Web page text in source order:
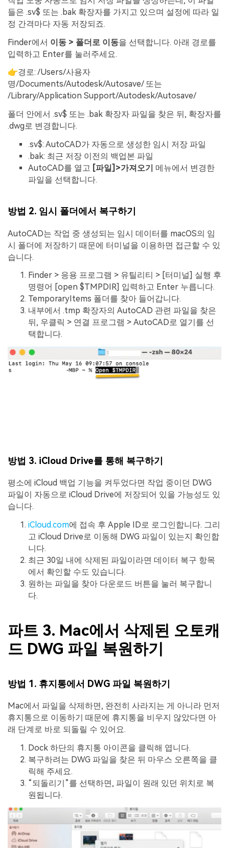
들은 .sv$ 또는 .bak 확장자를 가지고 있으며 설정에 따라 일
정 간격마다 자동 저장되죠.
Finder에서 이동 > 폴더로 이동을 선택합니다. 아래 경로를
입력하고 Enter를 눌러주세요.
👉경로: /Users/사용자
명/Documents/Autodesk/Autosave/ 또는
/Library/Application Support/Autodesk/Autosave/
폴더 안에서 .sv$ 또는 .bak 확장자 파일을 찾은 뒤, 확장자를
.dwg로 변경합니다.
.sv$: AutoCAD가 자동으로 생성한 임시 저장 파일
.bak: 최근 저장 이전의 백업본 파일
AutoCAD를 열고 [파일]>가져오기 메뉴에서 변경한
파일을 선택합니다.
방법 2. 임시 폴더에서 복구하기
AutoCAD는 작업 중 생성되는 임시 데이터를 macOS의 임
시 폴더에 저장하기 때문에 터미널을 이용하면 접근할 수 있
습니다.
Finder > 응용 프로그램 > 유틸리티 > [터미널] 실행 후
명령어 [open $TMPDIR] 입력하고 Enter 누릅니다.
TemporaryItems 폴더를 찾아 들어갑니다.
내부에서 .tmp 확장자의 AutoCAD 관련 파일을 찾은
뒤, 우클릭 > 연결 프로그램 > AutoCAD로 열기를 선
택합니다.
방법 3. iCloud Drive를 통해 복구하기
평소에 iCloud 백업 기능을 켜두었다면 작업 중이던 DWG
파일이 자동으로 iCloud Drive에 저장되어 있을 가능성도 있
습니다.
iCloud.com에 접속 후 Apple ID로 로그인합니다. 그리
고 iCloud Drive로 이동해 DWG 파일이 있는지 확인합
니다.
최근 30일 내에 삭제된 파일이라면 데이터 복구 항목
에서 확인할 수도 있습니다.
원하는 파일을 찾아 다운로드 버튼을 눌러 복구합니
다.
파트 3. Mac에서 삭제된 오토캐
드 DWG 파일 복원하기
방법 1. 휴지통에서 DWG 파일 복원하기
Mac에서 파일을 삭제하면, 완전히 사라지는 게 아니라 먼저
휴지통으로 이동하기 때문에 휴지통을 비우지 않았다면 아
래 단계로 바로 되돌릴 수 있어요.
Dock 하단의 휴지통 아이콘을 클릭해 엽니다.
복구하려는 DWG 파일을 찾은 뒤 마우스 오른쪽을 클
릭해 주세요.
“되돌리기”를 선택하면, 파일이 원래 있던 위치로 복
원됩니다.